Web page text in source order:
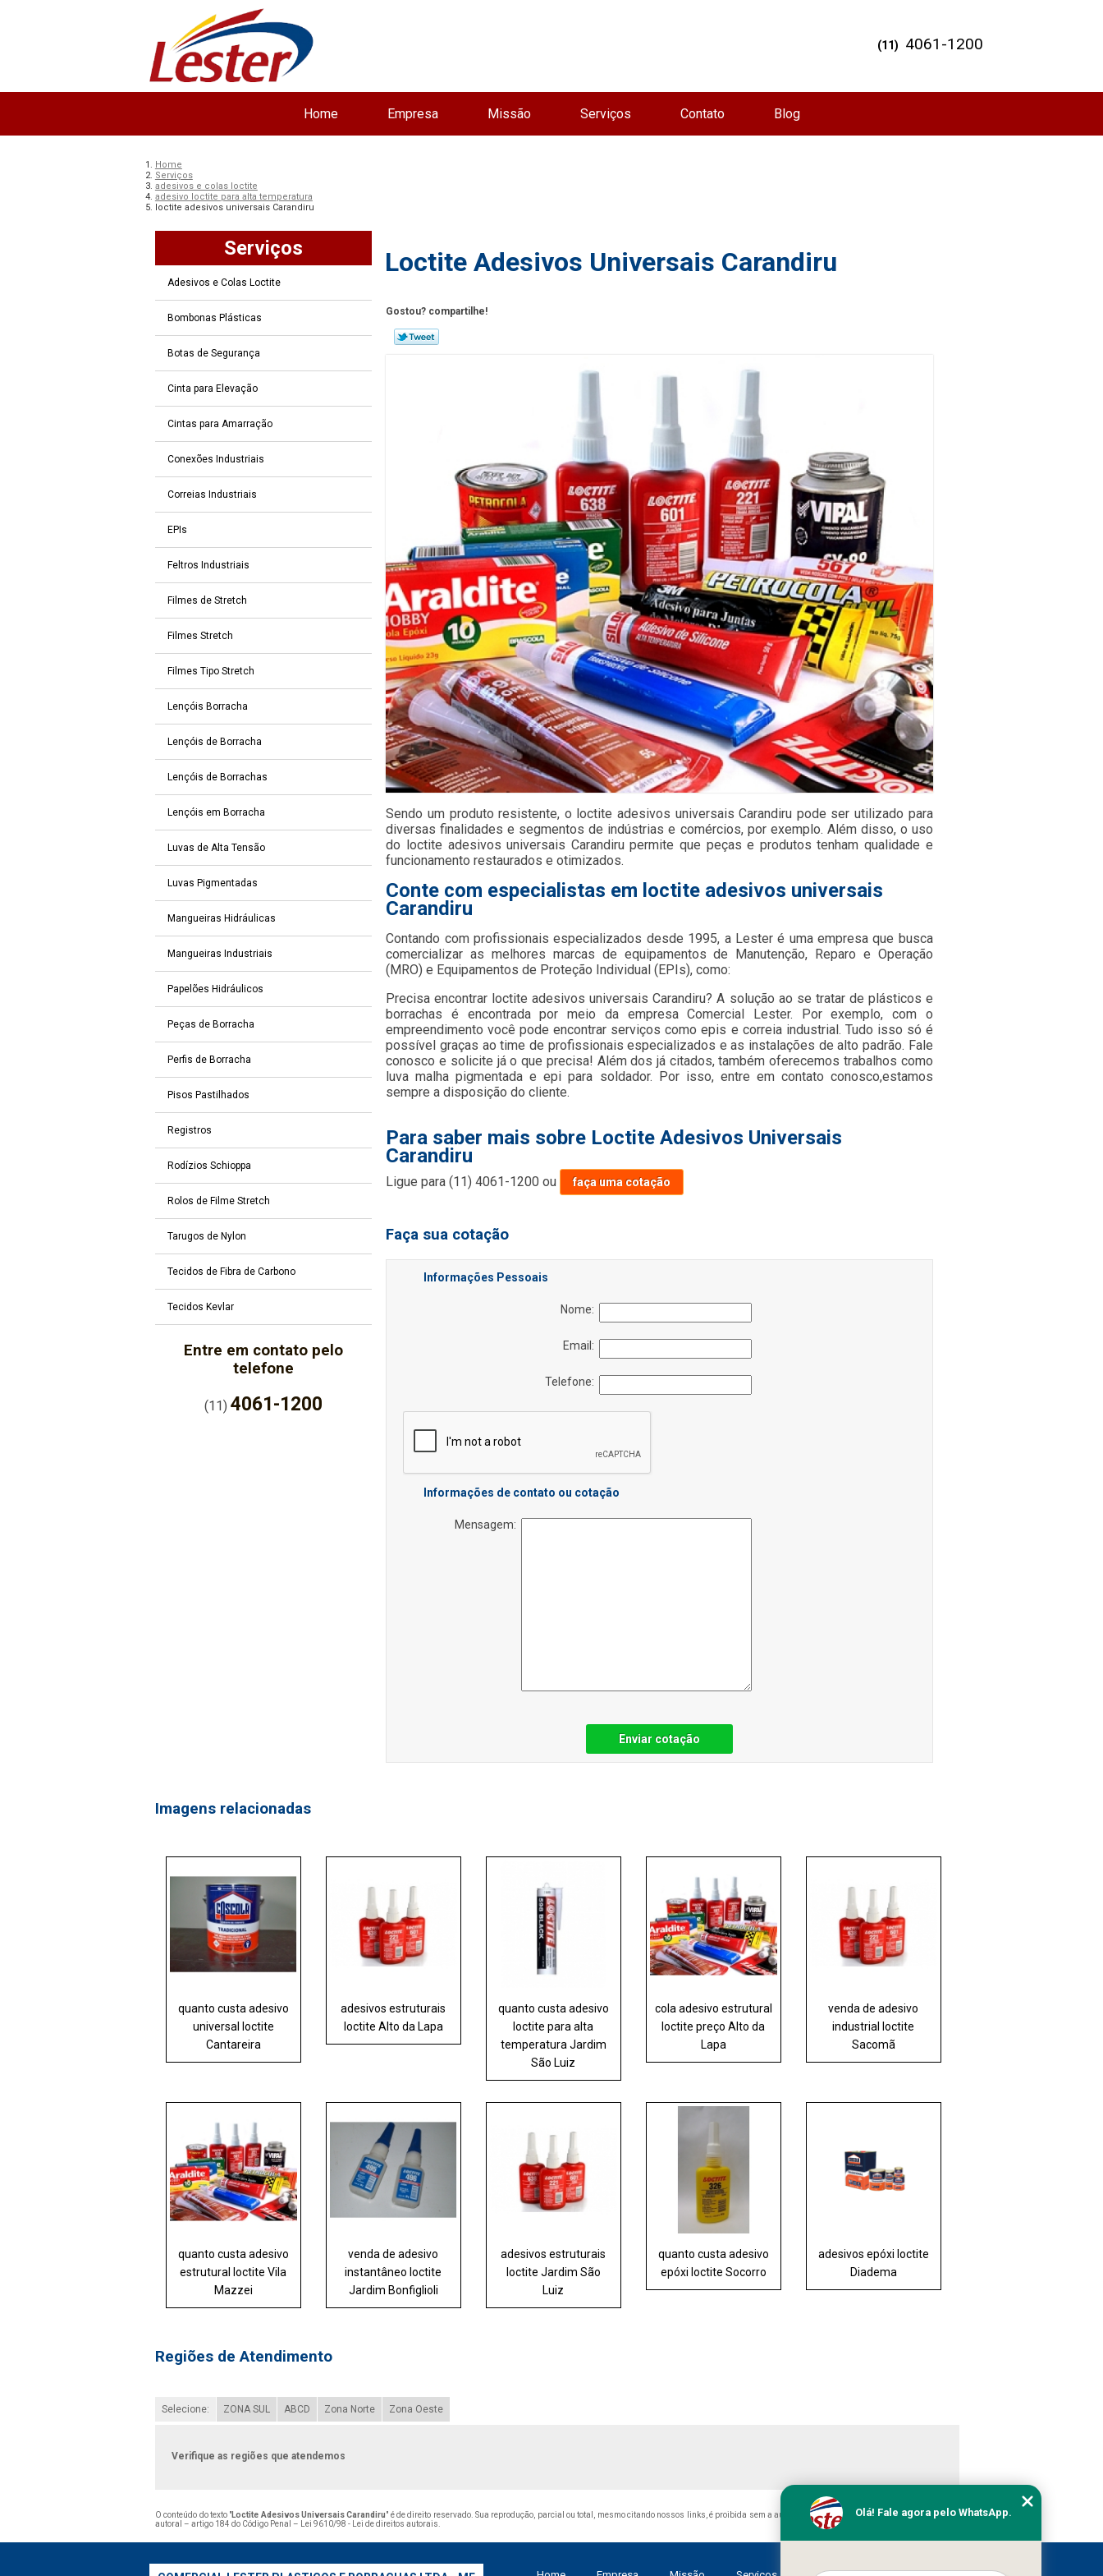
Home Empresa Missão Serviços Contato Blog
(11) 4061-1200
Home
Serviços
adesivos e colas loctite
adesivo loctite para alta temperatura
loctite adesivos universais Carandiru
Serviços
Adesivos e Colas Loctite
Bombonas Plásticas
Botas de Segurança
Cinta para Elevação
Cintas para Amarração
Conexões Industriais
Correias Industriais
EPIs
Feltros Industriais
Filmes de Stretch
Filmes Stretch
Filmes Tipo Stretch
Lençóis Borracha
Lençóis de Borracha
Lençóis de Borrachas
Lençóis em Borracha
Luvas de Alta Tensão
Luvas Pigmentadas
Mangueiras Hidráulicas
Mangueiras Industriais
Papelões Hidráulicos
Peças de Borracha
Perfis de Borracha
Pisos Pastilhados
Registros
Rodízios Schioppa
Rolos de Filme Stretch
Tarugos de Nylon
Tecidos de Fibra de Carbono
Tecidos Kevlar
Entre em contato pelo
telefone
(11)4061-1200
Loctite Adesivos Universais Carandiru
Gostou? compartilhe!
Sendo um produto resistente, o loctite adesivos universais Carandiru pode ser utilizado para
diversas finalidades e segmentos de indústrias e comércios, por exemplo. Além disso, o uso
do loctite adesivos universais Carandiru permite que peças e produtos tenham qualidade e
funcionamento restaurados e otimizados.
Conte com especialistas em loctite adesivos universais
Carandiru
Contando com profissionais especializados desde 1995, a Lester é uma empresa que busca
comercializar as melhores marcas de equipamentos de Manutenção, Reparo e Operação
(MRO) e Equipamentos de Proteção Individual (EPIs), como:
Precisa encontrar loctite adesivos universais Carandiru? A solução ao se tratar de plásticos e
borrachas é encontrada por meio da empresa Comercial Lester. Por exemplo, com o
empreendimento você pode encontrar serviços como epis e correia industrial. Tudo isso só é
possível graças ao time de profissionais especializados e as instalações de alto padrão. Fale
conosco e solicite já o que precisa! Além dos já citados, também oferecemos trabalhos como
luva malha pigmentada e epi para soldador. Por isso, entre em contato conosco,estamos
sempre a disposição do cliente.
Para saber mais sobre Loctite Adesivos Universais
Carandiru
Ligue para(11) 4061-1200 ou faça uma cotação
Faça sua cotação
Informações Pessoais
Nome:
Email:
Telefone:
Informações de contato ou cotação
Mensagem:
Enviar cotação
Imagens relacionadas
quanto custa adesivo
universal loctite
Cantareira
adesivos estruturais
loctite Alto da Lapa
quanto custa adesivo
loctite para alta
temperatura Jardim
São Luiz
cola adesivo estrutural
loctite preço Alto da
Lapa
venda de adesivo
industrial loctite
Sacomã
quanto custa adesivo
estrutural loctite Vila
Mazzei
venda de adesivo
instantâneo loctite
Jardim Bonfiglioli
adesivos estruturais
loctite Jardim São
Luiz
quanto custa adesivo
epóxi loctite Socorro
adesivos epóxi loctite
Diadema
Regiões de Atendimento
Selecione: ZONA SUL ABCD Zona Norte Zona Oeste
Verifique as regiões que atendemos
O conteúdo do texto "Loctite Adesivos Universais Carandiru" é de direito reservado. Sua reprodução, parcial ou total, mesmo citando nossos links, é proibida sem a autorização do autor. Crime de violação de direito
autoral – artigo 184 do Código Penal –
Lei 9610/98 - Lei de direitos autorais
Olá! Fale agora pelo WhatsApp.